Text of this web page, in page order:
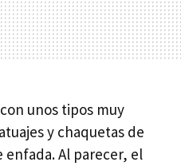
unos tipos muy
y chaquetas de
enfada. Al parecer, el